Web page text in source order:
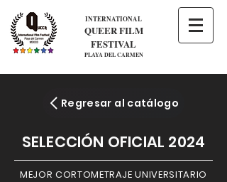
INTERNATIONAL
QUEER FILM
FESTIVAL
PLAYA DEL CARMEN
Regresar al catálogo
SELECCIÓN OFICIAL 2024
MEJOR CORTOMETRAJE UNIVERSITARIO